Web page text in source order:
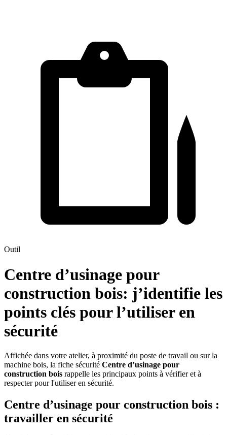
Outil
Centre d’usinage pour
construction bois: j’identifie les
points clés pour l’utiliser en
sécurité
Affichée dans votre atelier, à proximité du poste de travail ou sur la
machine bois, la fiche sécurité Centre d’usinage pour
construction bois rappelle les principaux points à vérifier et à
respecter pour l'utiliser en sécurité.
Centre d’usinage pour construction bois :
travailler en sécurité